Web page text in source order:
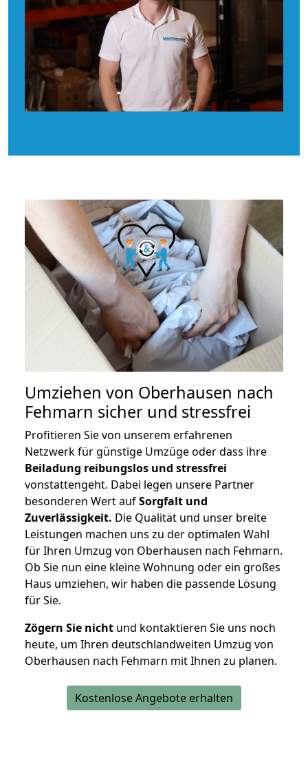
Umziehen von Oberhausen nach
Fehmarn sicher und stressfrei
Profitieren Sie von unserem erfahrenen
Netzwerk für günstige Umzüge oder dass ihre
Beiladung reibungslos und stressfrei
vonstattengeht. Dabei legen unsere Partner
besonderen Wert aufSorgfalt und
Zuverlässigkeit. Die Qualität und unser breite
Leistungen machen uns zu der optimalen Wahl
für Ihren Umzug von Oberhausen nach Fehmarn.
Ob Sie nun eine kleine Wohnung oder ein großes
Haus umziehen, wir haben die passende Lösung
für Sie.
Zögern Sie nicht und kontaktieren Sie uns noch
heute, um Ihren deutschlandweiten Umzug von
Oberhausen nach Fehmarn mit Ihnen zu planen.
Kostenlose Angebote erhalten